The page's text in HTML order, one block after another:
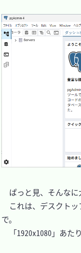
ぱっと見、そんなに
これは、デスクトッ
で。
「1920x1080」あた